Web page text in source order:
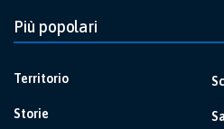
Più popolari
Territorio
Storie